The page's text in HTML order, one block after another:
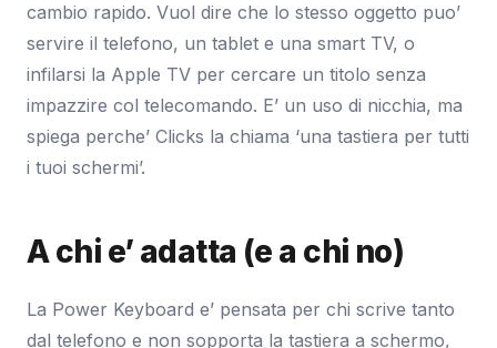
cambio rapido. Vuol dire che lo stesso oggetto puo’
servire il telefono, un tablet e una smart TV, o
infilarsi la Apple TV per cercare un titolo senza
impazzire col telecomando. E’ un uso di nicchia, ma
spiega perche’ Clicks la chiama ‘una tastiera per tutti
i tuoi schermi’.
A chi e’ adatta (e a chi no)
La Power Keyboard e’ pensata per chi scrive tanto
dal telefono e non sopporta la tastiera a schermo,